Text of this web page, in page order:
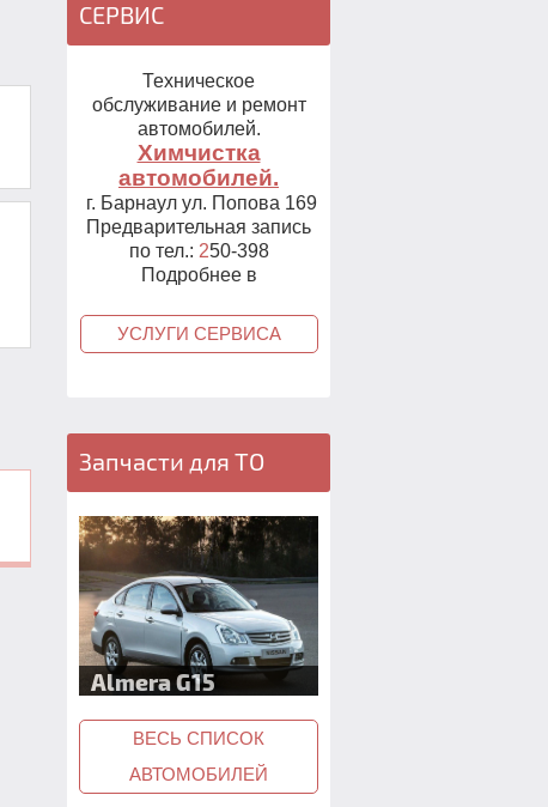
СЕРВИС
Техническое
обслуживание и ремонт
автомобилей.
Химчистка
автомобилей.
г. Барнаул ул. Попова 169
Предварительная запись
по тел.: 250-398
Подробнее в
УСЛУГИ СЕРВИСА
Запчасти для ТО
Juke F15
ВЕСЬ СПИСОК
АВТОМОБИЛЕЙ